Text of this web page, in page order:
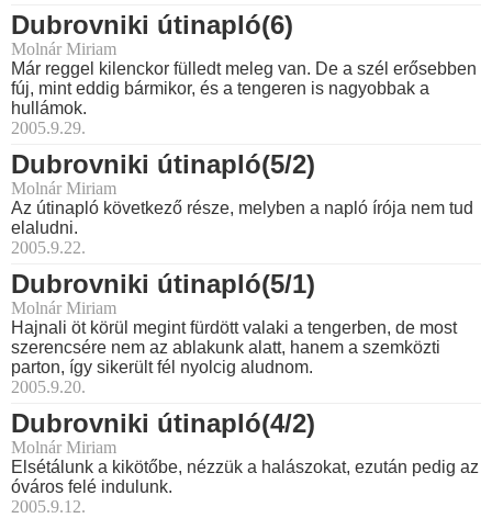
Dubrovniki útinapló(6)
Molnár Miriam
Már reggel kilenckor fülledt meleg van. De a szél erősebben
fúj, mint eddig bármikor, és a tengeren is nagyobbak a
hullámok.
2005.9.29.
Dubrovniki útinapló(5/2)
Molnár Miriam
Az útinapló következő része, melyben a napló írója nem tud
elaludni.
2005.9.22.
Dubrovniki útinapló(5/1)
Molnár Miriam
Hajnali öt körül megint fürdött valaki a tengerben, de most
szerencsére nem az ablakunk alatt, hanem a szemközti
parton, így sikerült fél nyolcig aludnom.
2005.9.20.
Dubrovniki útinapló(4/2)
Molnár Miriam
Elsétálunk a kikötőbe, nézzük a halászokat, ezután pedig az
óváros felé indulunk.
2005.9.12.